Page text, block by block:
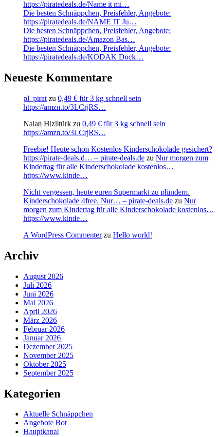
https://piratedeals.de/Name it mi…
Die besten Schnäppchen, Preisfehler, Angebote:
https://piratedeals.de/NAME IT Ju…
Die besten Schnäppchen, Preisfehler, Angebote:
https://piratedeals.de/Amazon Bas…
Die besten Schnäppchen, Preisfehler, Angebote:
https://piratedeals.de/KODAK Dock…
Neueste Kommentare
pl_pirat zu 0,49 € für 3 kg schnell sein
https://amzn.to/3LCrjRS…
Nalan Hizlitürk zu 0,49 € für 3 kg schnell sein
https://amzn.to/3LCrjRS…
Freebie! Heute schon Kostenlos Kinderschokolade gesichert?
https://pirate-deals.d… – pirate-deals.de zu Nur morgen zum
Kindertag für alle Kinderschokolade kostenlos…
https://www.kinde…
Nicht vergessen, heute euren Supermarkt zu plündern.
Kinderschokolade 4free. Nur… – pirate-deals.de zu Nur
morgen zum Kindertag für alle Kinderschokolade kostenlos…
https://www.kinde…
A WordPress Commenterzu Hello world!
Archiv
August 2026
Juli 2026
Juni 2026
Mai 2026
April 2026
März 2026
Februar 2026
Januar 2026
Dezember 2025
November 2025
Oktober 2025
September 2025
Kategorien
Aktuelle Schnäppchen
Angebote Bot
Hauptkanal